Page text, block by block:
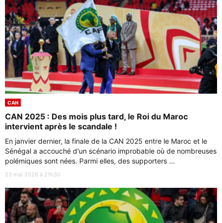
CAN
CAN 2025 : Des mois plus tard, le Roi du Maroc
intervient après le scandale !
En janvier dernier, la finale de la CAN 2025 entre le Maroc et le
Sénégal a accouché d'un scénario improbable où de nombreuses
polémiques sont nées. Parmi elles, des supporters ...
23 mai 2026 à 21h30